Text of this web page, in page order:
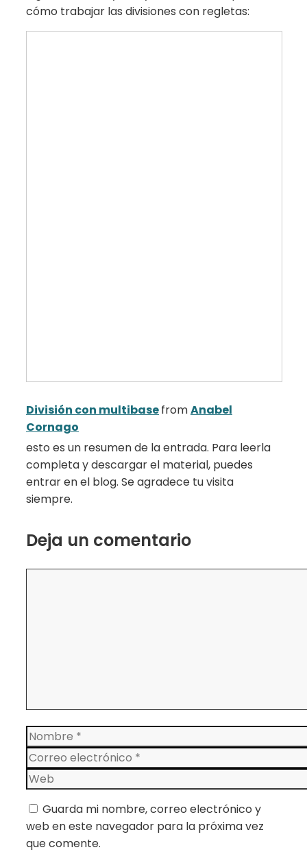
cómo trabajar las divisiones con regletas:
División con multibasefromAnabel
Cornago
esto es un resumen de la entrada. Para leerla
completa y descargar el material, puedes
entrar en el blog. Se agradece tu visita
siempre.
Deja un comentario
Nombre
Correo
electrónico
Web
Guarda mi nombre, correo electrónico y
web en este navegador para la próxima vez
que comente.